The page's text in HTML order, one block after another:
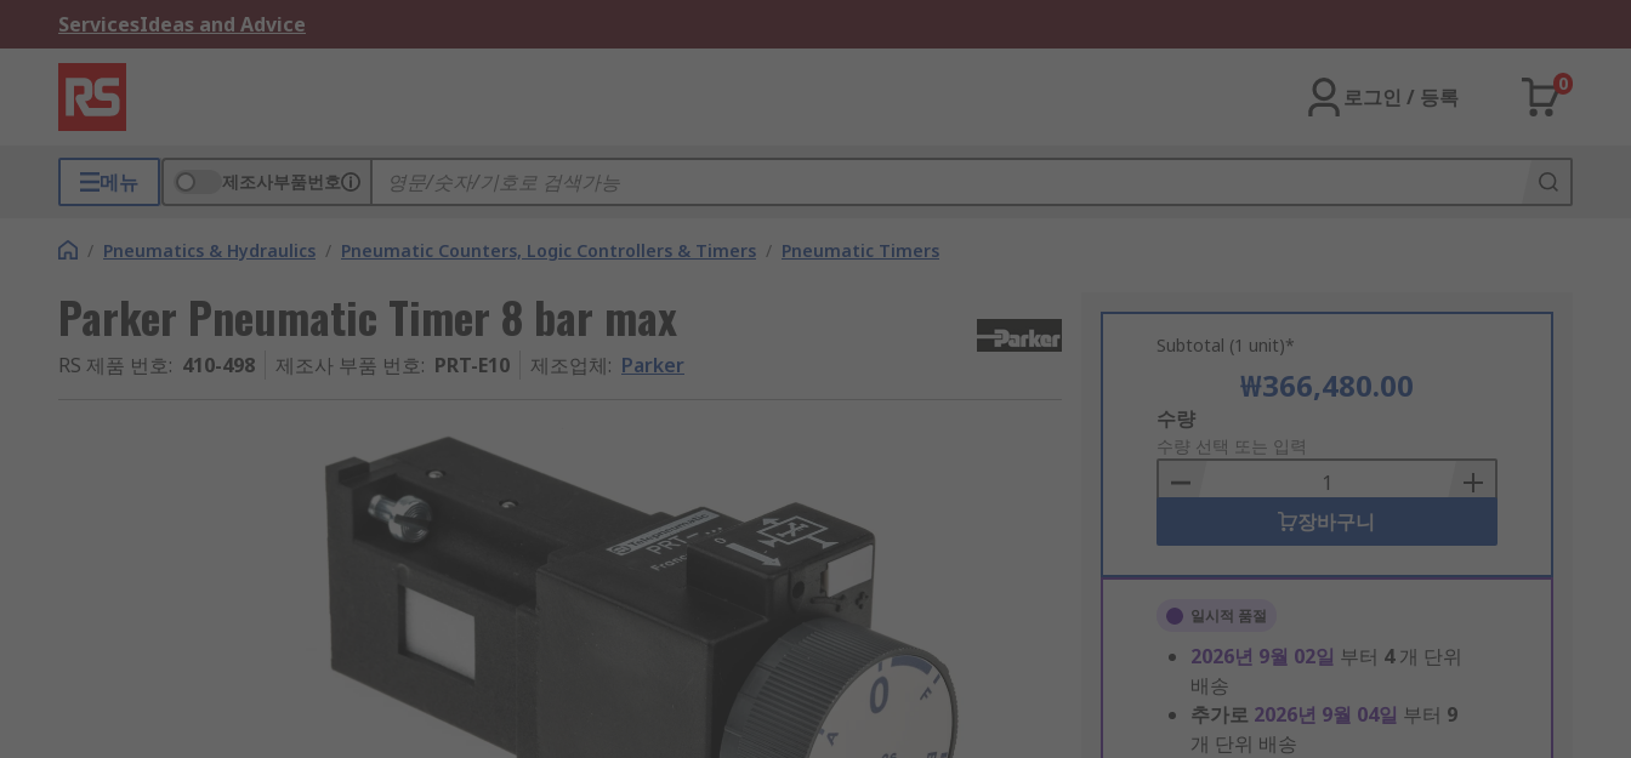
ServicesIdeas and Advice
로그인 / 등록
0
메뉴 제조사부품번호
/ Pneumatics & Hydraulics / Pneumatic Counters, Logic Controllers & Timers / Pneumatic Timers
Parker Pneumatic Timer 8 bar max
RS 제품 번호: 410-498 제조사 부품 번호: PRT-E10 제조업체: Parker
Subtotal (1 unit)*
₩366,480.00
Add
to
Basket
수량
수량 선택 또는 입력
장바구니
일시적 품절
2026년 9월 02일 부터 4개 단위
배송
추가로 2026년 9월 04일 부터 9
개 단위 배송